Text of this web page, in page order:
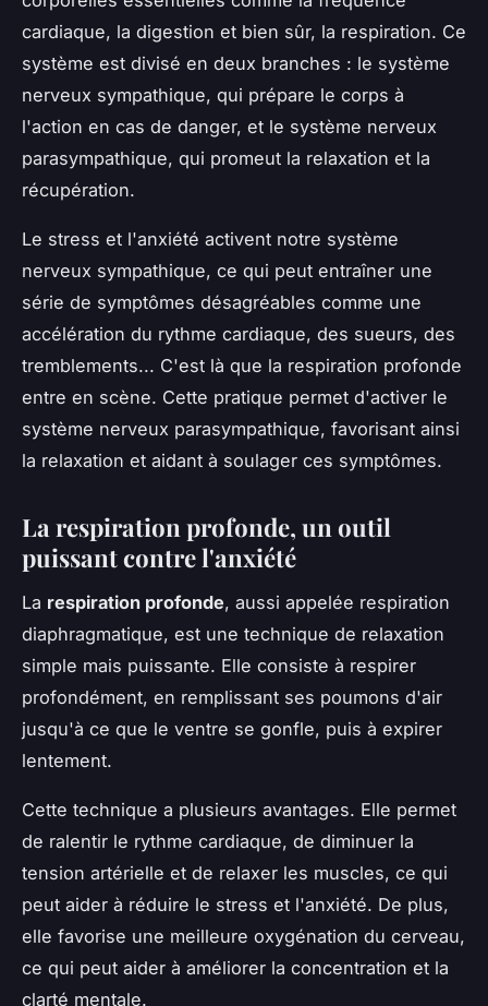
cardiaque, la digestion et bien sûr, la respiration. Ce
système est divisé en deux branches : le système
nerveux sympathique, qui prépare le corps à
l'action en cas de danger, et le système nerveux
parasympathique, qui promeut la relaxation et la
récupération.
Le stress et l'anxiété activent notre système
nerveux sympathique, ce qui peut entraîner une
série de symptômes désagréables comme une
accélération du rythme cardiaque, des sueurs, des
tremblements... C'est là que la respiration profonde
entre en scène. Cette pratique permet d'activer le
système nerveux parasympathique, favorisant ainsi
la relaxation et aidant à soulager ces symptômes.
La respiration profonde, un outil
puissant contre l'anxiété
La respiration profonde, aussi appelée respiration
diaphragmatique, est une technique de relaxation
simple mais puissante. Elle consiste à respirer
profondément, en remplissant ses poumons d'air
jusqu'à ce que le ventre se gonfle, puis à expirer
lentement.
Cette technique a plusieurs avantages. Elle permet
de ralentir le rythme cardiaque, de diminuer la
tension artérielle et de relaxer les muscles, ce qui
peut aider à réduire le stress et l'anxiété. De plus,
elle favorise une meilleure oxygénation du cerveau,
ce qui peut aider à améliorer la concentration et la
clarté mentale.